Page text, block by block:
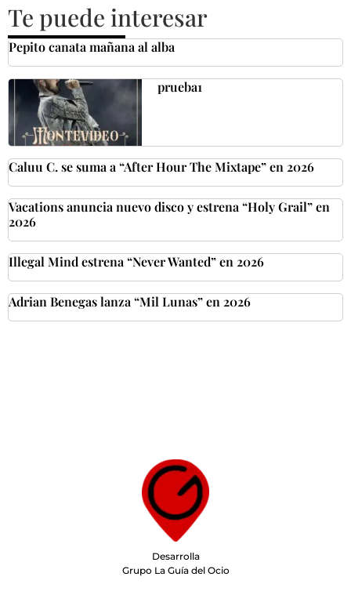
Te puede interesar
Pepito canata mañana al alba
prueba1
Caluu C. se suma a “After Hour The Mixtape” en 2026
Vacations anuncia nuevo disco y estrena “Holy Grail” en
2026
Illegal Mind estrena “Never Wanted” en 2026
Adrian Benegas lanza “Mil Lunas” en 2026
Desarrolla
Grupo La Guía del Ocio